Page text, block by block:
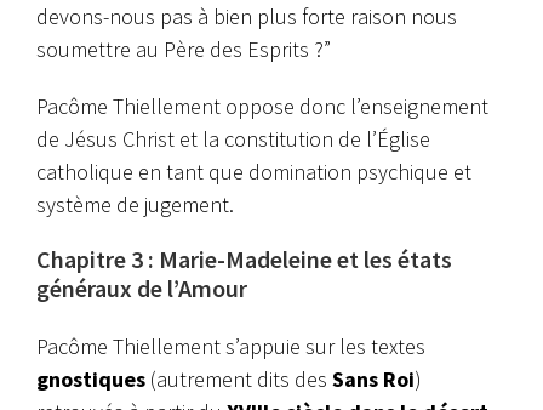
devons-nous pas à bien plus forte raison nous
soumettre au Père des Esprits ?”
Pacôme Thiellement oppose donc l’enseignement
de Jésus Christ et la constitution de l’Église
catholique en tant que domination psychique et
système de jugement.
Chapitre 3 : Marie-Madeleine et les états
généraux de l’Amour
Pacôme Thiellement s’appuie sur les textes
gnostiques (autrement dits des Sans Roi)